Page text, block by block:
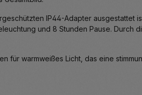
IP44-Adapter ausgestattet
und 8 Stunden Pause. Durch
für warmweißes Licht, das eine